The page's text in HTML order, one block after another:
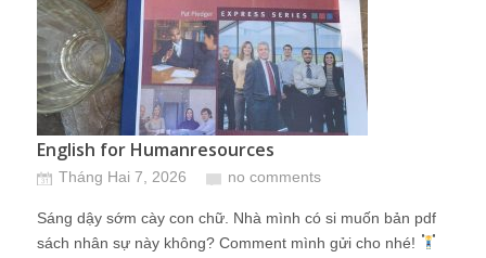
English for Humanresources
Tháng Hai 7, 2026 no comments
Sáng dậy sớm cày con chữ. Nhà mình có si muốn bản pdf
sách nhân sự này không? Comment mình gửi cho nhé!